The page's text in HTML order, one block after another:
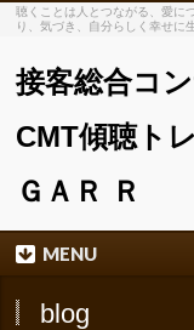
聴くことは人とつながる、愛
り、気づき、自分らしく幸せに
接客総合コ
CMT傾聴ト
ＧＡＲ Ｒ
MENU
blog